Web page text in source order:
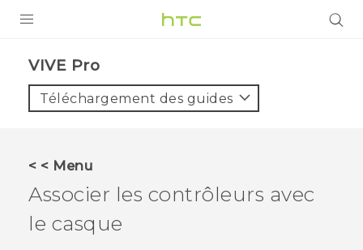
VIVE
VIVERSE
SUPPORT
VIVE Pro‎
Téléchargement des guides
< < Menu
Associer les contrôleurs avec
le casque